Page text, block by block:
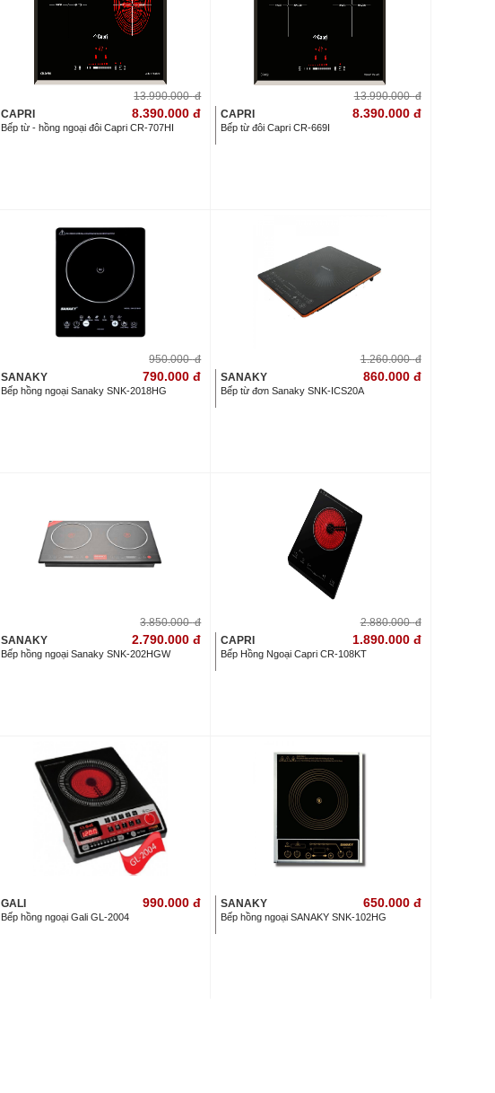
13.990.000 đ
CAPRI
8.390.000 đ
Bếp từ - hồng ngoại đôi Capri CR-707HI
13.990.000 đ
CAPRI
8.390.000 đ
Bếp từ đôi Capri CR-669I
950.000 đ
SANAKY
790.000 đ
Bếp hồng ngoại Sanaky SNK-2018HG
1.260.000 đ
SANAKY
860.000 đ
Bếp từ đơn Sanaky SNK-ICS20A
3.850.000 đ
SANAKY
2.790.000 đ
Bếp hồng ngoại Sanaky SNK-202HGW
2.880.000 đ
CAPRI
1.890.000 đ
Bếp Hồng Ngoại Capri CR-108KT
GALI 990.000 đ
Bếp hồng ngoại Gali GL-2004
SANAKY 650.000 đ
Bếp hồng ngoại SANAKY SNK-102HG